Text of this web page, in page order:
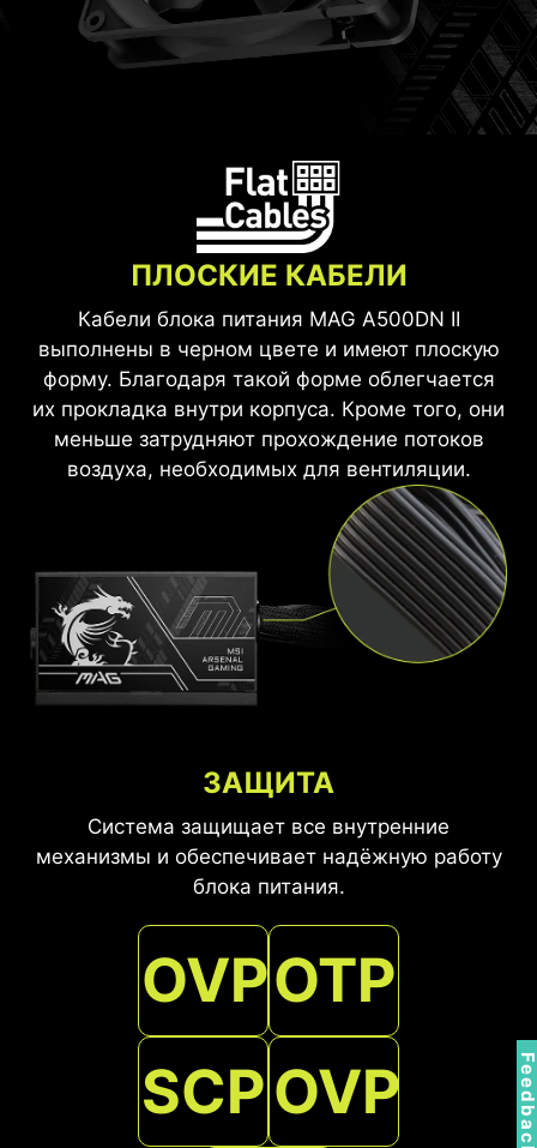
ПЛОСКИЕ КАБЕЛИ
Кабели блока питания MAG A500DN II
выполнены в черном цвете и имеют плоскую
форму. Благодаря такой форме облегчается
их прокладка внутри корпуса. Кроме того, они
меньше затрудняют прохождение потоков
воздуха, необходимых для вентиляции.
ЗАЩИТА
Система защищает все внутренние
механизмы и обеспечивает надёжную работу
блока питания.
OVPOTP
SCPOVP